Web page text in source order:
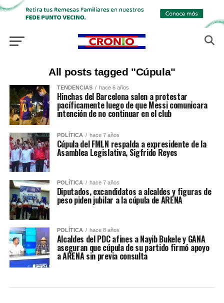
All posts tagged "Cúpula"
TENDENCIAS hace 6 años
Hinchas del Barcelona salen a protestar
pacíficamente luego de que Messi comunicara
intención de no continuar en el club
POLÍTICA hace 7 años
Cúpula del FMLN respalda a expresidente de la
Asamblea Legislativa, Sigfrido Reyes
POLÍTICA hace 7 años
Diputados, excandidatos a alcaldes y figuras de
peso piden jubilar a la cúpula de ARENA
POLÍTICA hace 8 años
Alcaldes del PDC afines a Nayib Bukele y GANA
aseguran que cúpula de su partido firmó apoyo
a ARENA sin previa consulta